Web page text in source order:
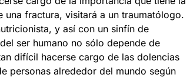
una fractura, visitará a un traumatólogo.
y así con un sinfín de
ser humano no sólo depende de
difícil hacerse cargo de las dolencias
personas alrededor del mundo según